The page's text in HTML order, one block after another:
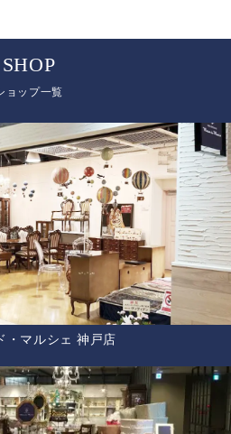
SHOP
ョップ一覧
・マルシェ 神戸店